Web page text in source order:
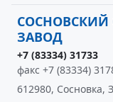
СОСНОВСКИЙ
ЗАВОД
+7 (83334) 31733
факс +7 (83334)
612980, Сосновка,